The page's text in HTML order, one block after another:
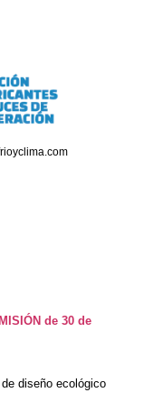
de 30 de
diseño ecológico